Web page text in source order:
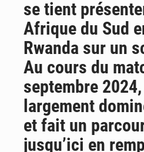
se tient
Afrique du Sud
Rwanda sur un
Au cours du
septembre
largement
et fait un
jusqu’ici en